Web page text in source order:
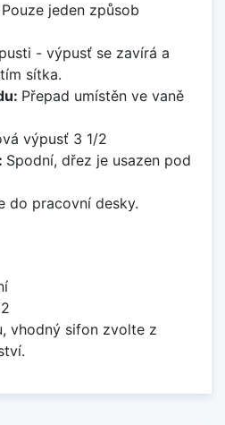
Pouze jeden způsob
- výpusť se zavírá a
sítka.
Přepad umístěn ve vaně
výpusť 3 1/2
Spodní, dřez je usazen pod
do pracovní desky.
vhodný sifon zvolte z